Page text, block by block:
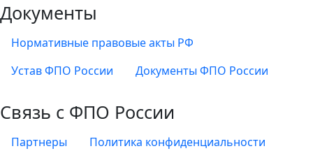
Документы
Нормативные правовые акты РФ
Устав ФПО России
Документы ФПО России
Связь с ФПО России
Партнеры
Политика конфиденциальности